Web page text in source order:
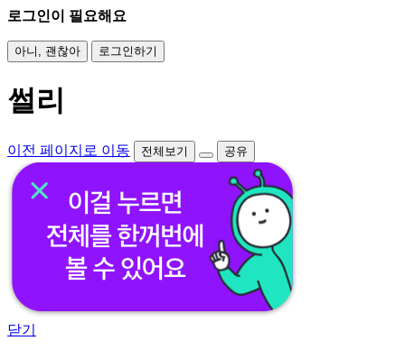
로그인이 필요해요
아니, 괜찮아 로그인하기
썰리
이전 페이지로 이동 전체보기 공유
닫기